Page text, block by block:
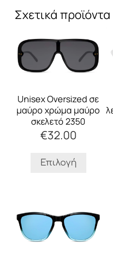
Σχετικά προϊόντα
Unisex Oversized σε
μαύρο χρώμα μαύρο
σκελετό 2350
€32.00
Επιλογή
το
προϊόν
έχει
πολλαπλές
Οι
επιλογές
μπορούν
επιλεγούν
σελίδα
προϊόν
έχει
πολλαπλές